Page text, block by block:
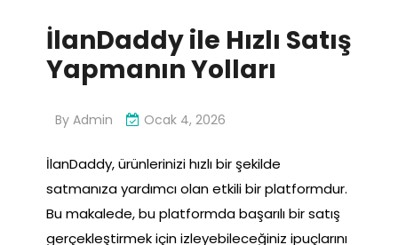
İlanDaddy ile Hızlı Satış
Yapmanın Yolları
By Admin Ocak 4, 2026
İlanDaddy, ürünlerinizi hızlı bir şekilde
satmanıza yardımcı olan etkili bir platformdur.
Bu makalede, bu platformda başarılı bir satış
gerçekleştirmek için izleyebileceğiniz ipuçlarını